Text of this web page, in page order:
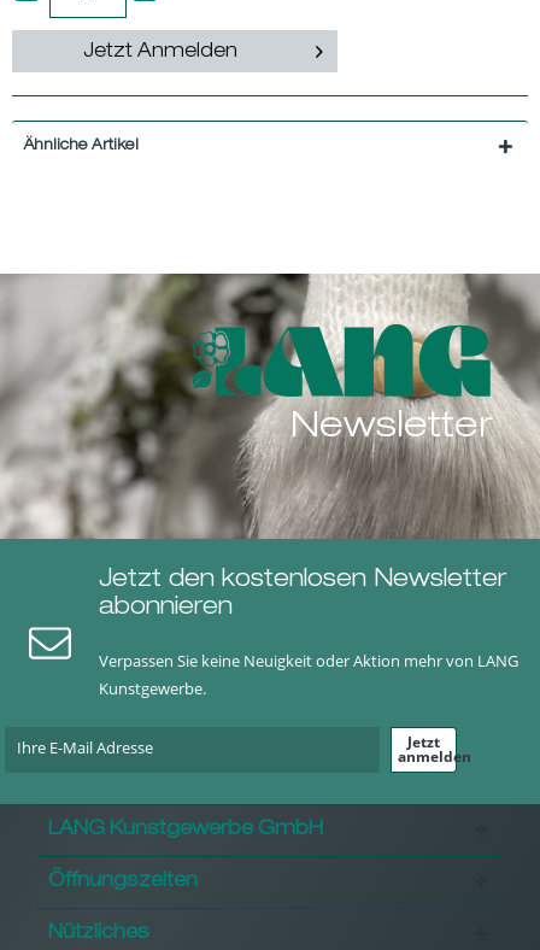
Jetzt Anmelden
Ähnliche Artikel
Newsletter
Jetzt den kostenlosen Newsletter
abonnieren
Verpassen Sie keine Neuigkeit oder Aktion mehr von LANG
Kunstgewerbe.
Jetzt
anmelden
LANG Kunstgewerbe GmbH
Öffnungszeiten
Nützliches